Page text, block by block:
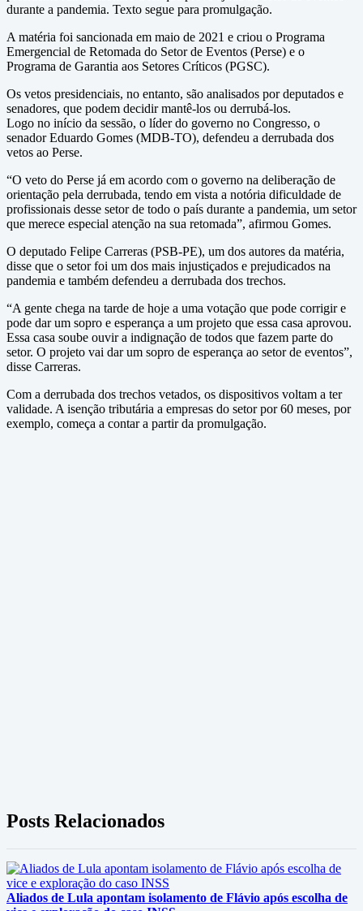
durante a pandemia. Texto segue para promulgação.
A matéria foi sancionada em maio de 2021 e criou o Programa
Emergencial de Retomada do Setor de Eventos (Perse) e o
Programa de Garantia aos Setores Críticos (PGSC).
Os vetos presidenciais, no entanto, são analisados por deputados e
senadores, que podem decidir mantê-los ou derrubá-los.
Logo no início da sessão, o líder do governo no Congresso, o
senador Eduardo Gomes (MDB-TO), defendeu a derrubada dos
vetos ao Perse.
“O veto do Perse já em acordo com o governo na deliberação de
orientação pela derrubada, tendo em vista a notória dificuldade de
profissionais desse setor de todo o país durante a pandemia, um setor
que merece especial atenção na sua retomada”, afirmou Gomes.
O deputado Felipe Carreras (PSB-PE), um dos autores da matéria,
disse que o setor foi um dos mais injustiçados e prejudicados na
pandemia e também defendeu a derrubada dos trechos.
“A gente chega na tarde de hoje a uma votação que pode corrigir e
pode dar um sopro e esperança a um projeto que essa casa aprovou.
Essa casa soube ouvir a indignação de todos que fazem parte do
setor. O projeto vai dar um sopro de esperança ao setor de eventos”,
disse Carreras.
Com a derrubada dos trechos vetados, os dispositivos voltam a ter
validade. A isenção tributária a empresas do setor por 60 meses, por
exemplo, começa a contar a partir da promulgação.
Posts Relacionados
Aliados de Lula apontam isolamento de Flávio após escolha de